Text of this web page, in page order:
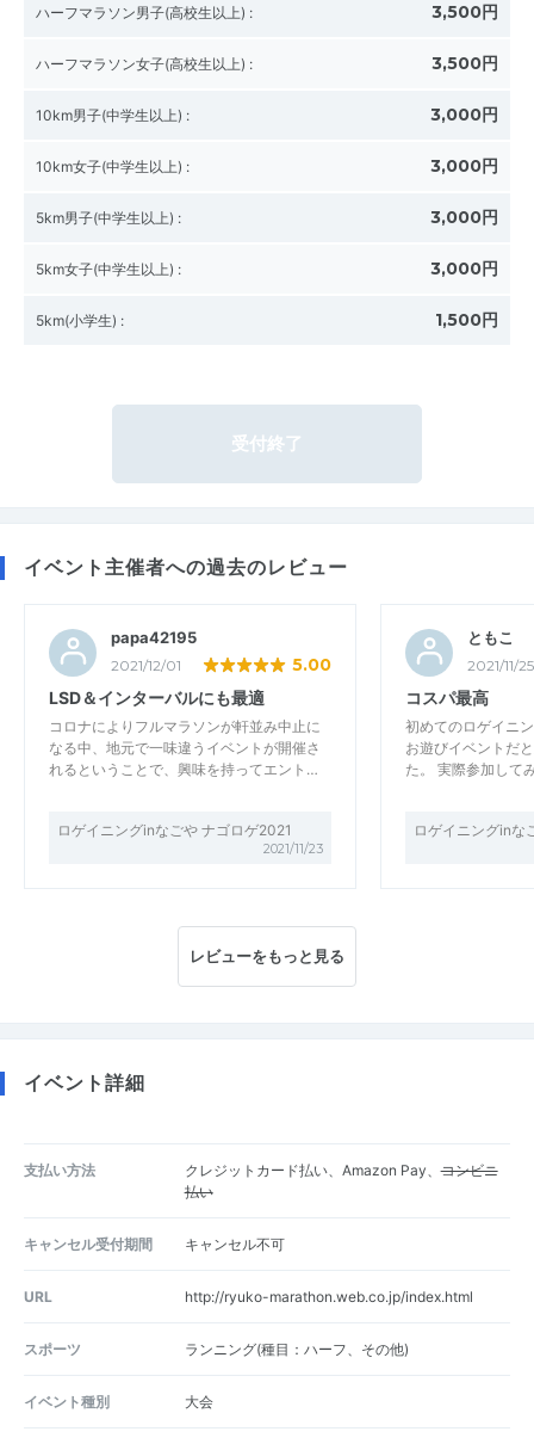
ハーフマラソン男子(高校生以上) : 3,500円
ハーフマラソン女子(高校生以上) : 3,500円
10km男子(中学生以上) : 3,000円
10km女子(中学生以上) : 3,000円
5km男子(中学生以上) : 3,000円
5km女子(中学生以上) : 3,000円
5km(小学生) : 1,500円
受付終了
イベント主催者への過去のレビュー
papa42195
2021/12/01 5.00
LSD＆インターバルにも最適
コロナによりフルマラソンが軒並み中止に
なる中、地元で一味違うイベントが開催さ
れるということで、興味を持ってエント…
ロゲイニングinなごや ナゴロゲ2021
2021/11/23
ともこ
2021/11/25
コスパ最高
初めてのロゲイニ
お遊びイベントだ
た。 実際参加して
ロゲイニングinな
レビューをもっと見る
イベント詳細
支払い方法 クレジットカード払い、Amazon Pay、コンビニ
払い
キャンセル受付期間 キャンセル不可
URL http://ryuko-marathon.web.co.jp/index.html
スポーツ ランニング(種目：ハーフ、その他)
イベント種別 大会